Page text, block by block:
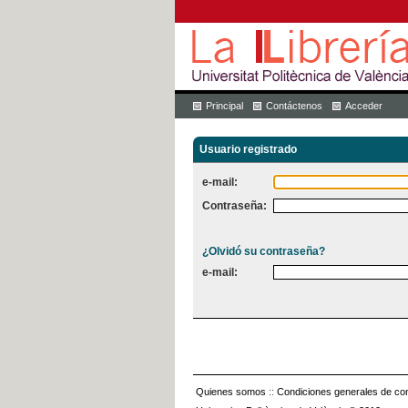
Principal Contáctenos Acceder
Usuario registrado
e-mail:
Contraseña:
¿Olvidó su contraseña?
e-mail:
Quienes somos :: Condiciones generales de